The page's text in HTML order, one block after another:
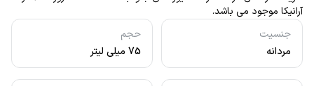
جنسیت
مردانه
حجم
75 میلی لیتر
آرانیکا موجود می باشد.